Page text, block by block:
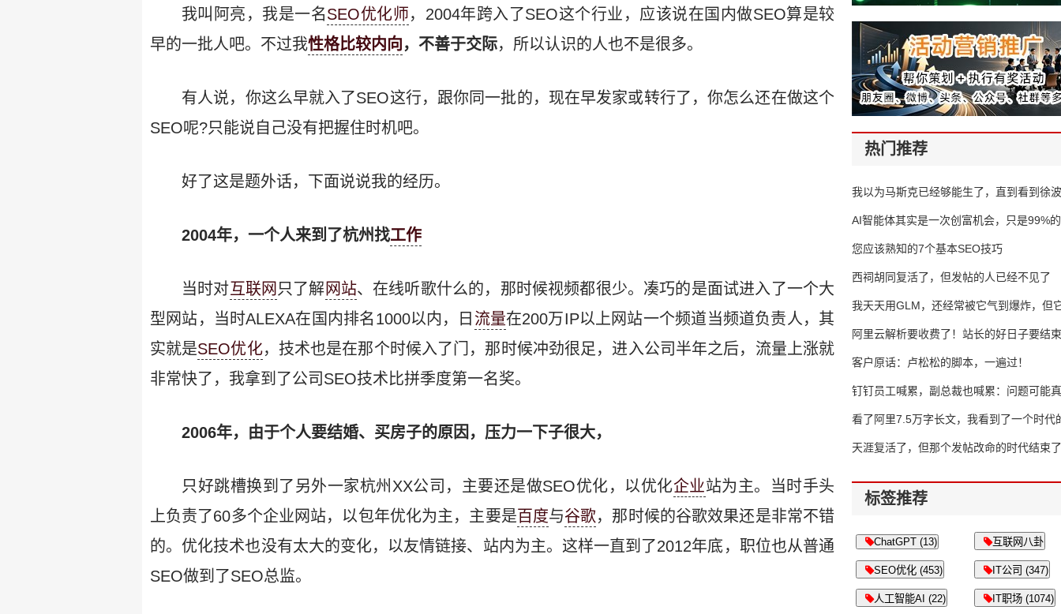
我叫阿亮，我是一名SEO优化师，2004年跨入了SEO这个行业，应该说在国内做SEO算是较
早的一批人吧。不过我性格比较内向，不善于交际，所以认识的人也不是很多。
有人说，你这么早就入了SEO这行，跟你同一批的，现在早发家或转行了，你怎么还在做这个
SEO呢?只能说自己没有把握住时机吧。
好了这是题外话，下面说说我的经历。
2004年，一个人来到了杭州找工作
当时对 互联网 只了解网站、在线听歌什么的，那时候视频都很少。凑巧的是面试进入了一个大
型网站，当时ALEXA在国内排名1000以内，日 流量在200万IP以上网站一个频道当频道负责人，其
实就是SEO优化，技术也是在那个时候入了门，那时候冲劲很足，进入公司半年之后，流量上涨就
非常快了，我拿到了公司SEO技术比拼季度第一名奖。
2006年，由于个人要结婚、买房子的原因，压力一下子很大，
只好跳槽换到了另外一家杭州XX公司，主要还是做SEO优化，以优化企业站为主。当时手头
上负责了60多个企业网站，以包年优化为主，主要是百度与谷歌，那时候的谷歌效果还是非常不错
的。优化技术也没有太大的变化，以友情链接、站内为主。这样一直到了2012年底，职位也从普通
SEO做到了SEO总监。
热门推荐
我以为马斯克已经够能生了，直到看到
AI智能体其实是一次创富机会，只是99%
错过了
您应该熟知的7个基本SEO技巧
西祠胡同复活了，但发帖的人已经不见了
我天天用GLM，还经常被它气到爆炸，但
16万亿
阿里云解析要收费了！站长的好日子要结
客户原话：卢松松的脚本，一遍过！
钉钉员工喊累，副总裁也喊累：问题可能
了
看了阿里7.5万字长文，我看到了一个时代
天涯复活了，但那个发帖改命的时代结束了
标签推荐
ChatGPT (13) 互联网八卦
SEO优化 (453) IT公司 (347)
人工智能AI (22) IT职场 (1074)